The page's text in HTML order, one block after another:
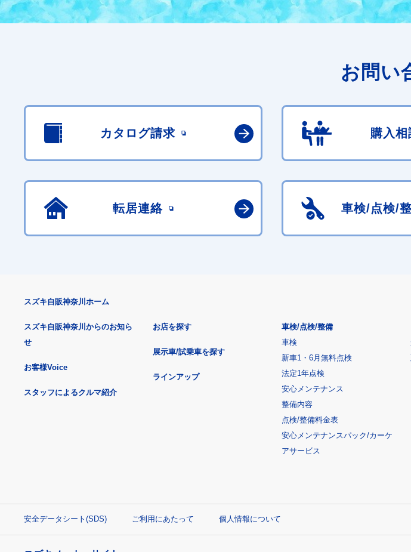
お問い
カタログ請求 購入相
転居連絡 車検/点検/
スズキ自販神奈川ホーム
スズキ自販神奈川からのお知ら
せ
お客様Voice
スタッフによるクルマ紹介
お店を探す
展示車/試乗車を探す
ラインアップ
車検/点検/整備
車検
新車1・6月無料点検
法定1年点検
安心メンテナンス
整備内容
点検/整備料金表
安心メンテナンスパック/カーケ
アサービス
安全データシート(SDS) ご利用にあたって 個人情報について